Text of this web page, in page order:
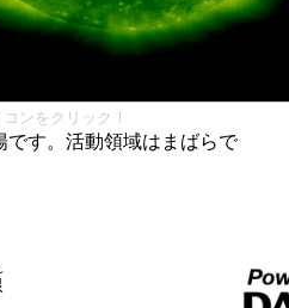
ンをクリック！
です。活動領域はまばらで